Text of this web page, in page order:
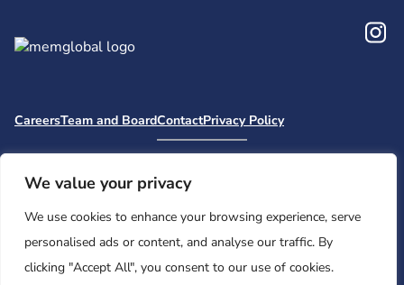
We value your privacy
We use cookies to enhance your browsing experience, serve
personalised ads or content, and analyse our traffic. By
clicking "Accept All", you consent to our use of cookies.
CareersTeam and BoardContactPrivacy Policy
Moishe HouseMHWOWEmbarkCamp Nai Nai Nai
Mem Global Retreats Retreatology
Base
© 2026 Moishe House. All rights reserved.
Registered 501(c)(3). EIN: 26-2599786 • UK Registered Charity
Number: 1146150